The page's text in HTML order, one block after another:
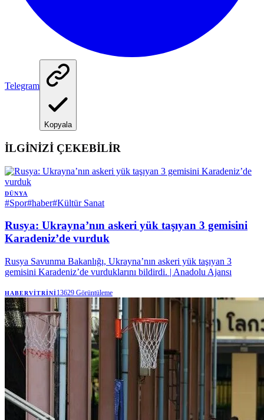
Telegram
Kopyala
İLGİNİZİ ÇEKEBİLİR
DÜNYA
#Spor#haber#Kültür Sanat
Rusya: Ukrayna’nın askeri yük taşıyan 3 gemisini
Karadeniz’de vurduk
Rusya Savunma Bakanlığı, Ukrayna’nın askeri yük taşıyan 3
gemisini Karadeniz’de vurduklarını bildirdi. | Anadolu Ajansı
HABERVITRINI13629 Görüntüleme